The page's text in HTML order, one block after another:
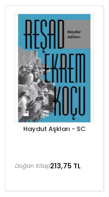
Haydut Aşkları - SC
213,75 TL
Doğan Kitap